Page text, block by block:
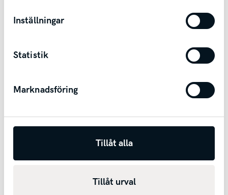
Inställningar
Statistik
Marknadsföring
Tillåt alla
Tillåt urval
Andra bilar i Skövde
Skövde